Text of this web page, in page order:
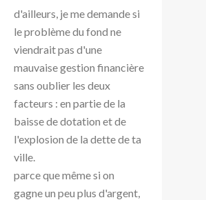
d'ailleurs, je me demande si
le problème du fond ne
viendrait pas d'une
mauvaise gestion financière
sans oublier les deux
facteurs : en partie de la
baisse de dotation et de
l'explosion de la dette de ta
ville.
parce que même si on
gagne un peu plus d'argent,